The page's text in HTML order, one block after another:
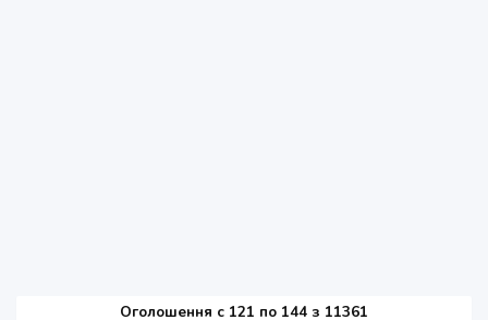
Оголошення c 121 по 144 з 11361